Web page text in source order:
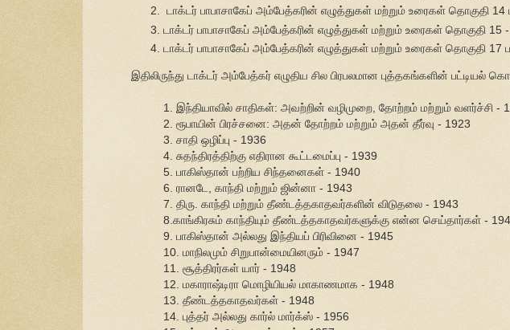
டாக்டர் பாபாசாகேப் அம்பேத்கரின் எழுத்துகள் மற்றும் உரைகள் தொகுதி 14
டாக்டர் பாபாசாகேப் அம்பேத்கரின் எழுத்துகள் மற்றும் உரைகள் தொகுதி 15
டாக்டர் பாபாசாகேப் அம்பேத்கரின் எழுத்துகள் மற்றும் உரைகள் தொகுதி 17
இதிலிருந்து டாக்டர் அம்பேத்கர் எழுதிய சில பிரபலமான புத்தகங்களின் பட்டியல்
1. இந்தியாவில் சாதிகள்: அவற்றின் வழிமுறை, தோற்றம் மற்றும் வளர்ச்சி -
2. ரூபாயின் பிரச்சனை: அதன் தோற்றம் மற்றும் அதன் தீர்வு - 1923
3. சாதி ஒழிப்பு - 1936
4. சுதந்திரத்திற்கு எதிரான கூட்டமைப்பு - 1939
5. பாகிஸ்தான் பற்றிய சிந்தனைகள் - 1940
6. ரானடே, காந்தி மற்றும் ஜின்னா - 1943
7. திரு. காந்தி மற்றும் தீண்டத்தகாதவர்களின் விடுதலை - 1943
8.காங்கிரசும் காந்தியும் தீண்டத்தகாதவர்களுக்கு என்ன செய்தார்கள் -
9. பாகிஸ்தான் அல்லது இந்தியப் பிரிவினை - 1945
10. மாநிலமும் சிறுபான்மையினரும் - 1947
11. சூத்திரர்கள் யார் - 1948
12. மகாராஷ்டிரா மொழியியல் மாகாணமாக - 1948
13. தீண்டத்தகாதவர்கள் - 1948
14. புத்தர் அல்லது கார்ல் மார்க்ஸ் - 1956